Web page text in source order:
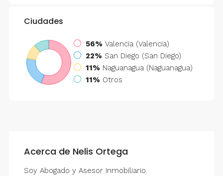
Ciudades
56% Valencia (Valencia)
22% San Diego (San Diego)
11% Naguanagua (Naguanagua)
11% Otros
Acerca de Nelis Ortega
Soy Abogado y Asesor Inmobiliario.